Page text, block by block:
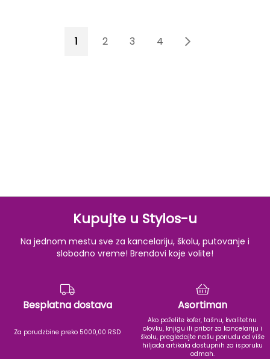
You're currently reading page
1 Page
2 Page
3 Page
4 Page
5Page
Sledeće
Kupujte u Stylos-u
Na jednom mestu sve za kancelariju, školu, putovanje i
slobodno vreme! Brendovi koje volite!
Besplatna dostava
Za porudzbine preko 5000,00 RSD
Asortiman
Ako poželite kofer, tašnu, kvalitetnu
olovku, knjigu ili pribor za kancelariju i
školu, pregledajte našu ponudu od više
hiljada artikala dostupnih za isporuku
odmah.